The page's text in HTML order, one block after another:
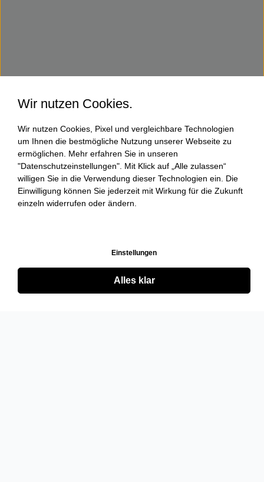
Wir nutzen Cookies.
Wir nutzen Cookies, Pixel und vergleichbare Technologien
um Ihnen die bestmögliche Nutzung unserer Webseite zu
ermöglichen. Mehr erfahren Sie in unseren
"Datenschutzeinstellungen". Mit Klick auf „Alle zulassen“
willigen Sie in die Verwendung dieser Technologien ein. Die
Einwilligung können Sie jederzeit mit Wirkung für die Zukunft
einzeln widerrufen oder ändern.
Einstellungen
Alles klar